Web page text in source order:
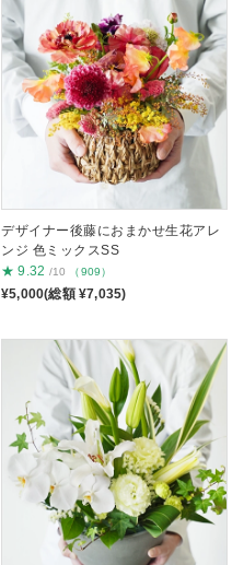
デザイナー後藤におまかせ生花アレ
ンジ 色ミックスSS
★ 9.32 /10 （909）
¥5,000(総額 ¥7,035)